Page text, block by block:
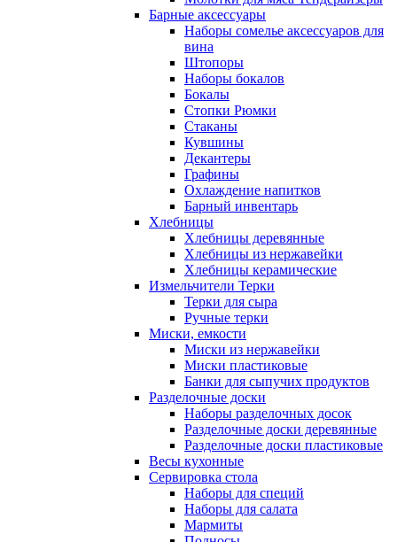
Барные аксессуары
Наборы сомелье аксессуаров для
вина
Штопоры
Наборы бокалов
Бокалы
Стопки Рюмки
Стаканы
Кувшины
Декантеры
Графины
Охлаждение напитков
Барный инвентарь
Хлебницы
Хлебницы деревянные
Хлебницы из нержавейки
Хлебницы керамические
Измельчители Терки
Терки для сыра
Ручные терки
Миски, емкости
Миски из нержавейки
Миски пластиковые
Банки для сыпучих продуктов
Разделочные доски
Наборы разделочных досок
Разделочные доски деревянные
Разделочные доски пластиковые
Весы кухонные
Сервировка стола
Наборы для специй
Наборы для салата
Мармиты